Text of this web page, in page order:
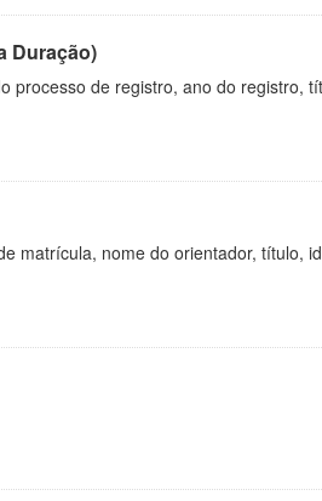
Duração)
processo de registro, ano do registro,
matrícula, nome do orientador, título,